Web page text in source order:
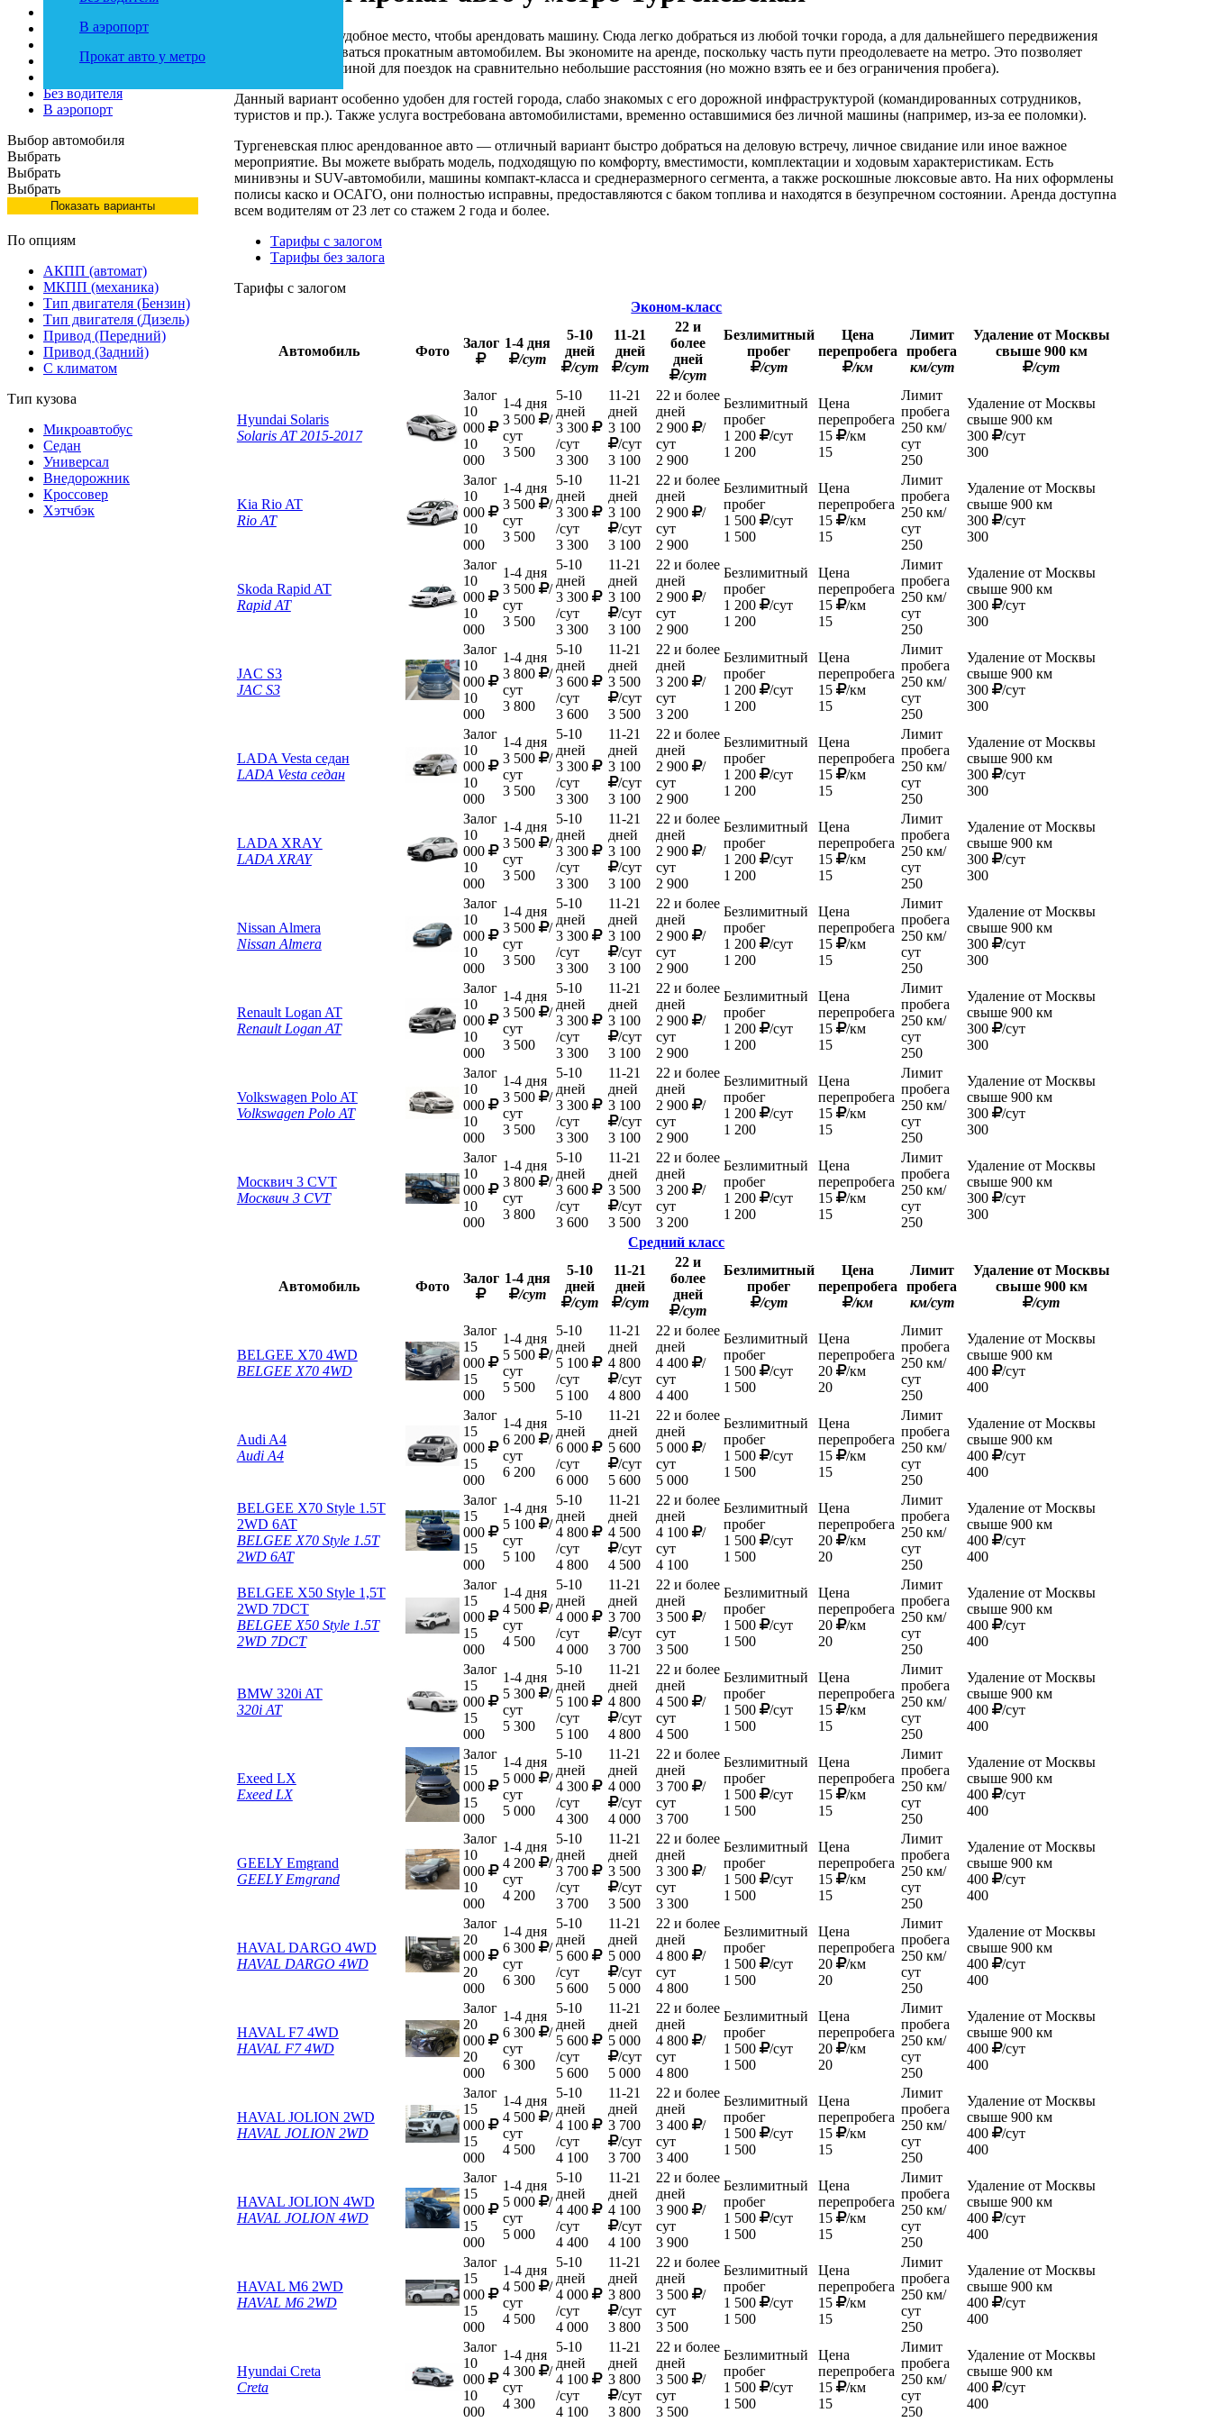
В аэропорт
Прокат авто у метро
На неделю
На выходные дни
Без водителя
В аэропорт
Выбор автомобиля
Выбрать
Выбрать
Выбрать
По опциям
АКПП (автомат)
МКПП (механика)
Тип двигателя (Бензин)
Тип двигателя (Дизель)
Привод (Передний)
Привод (Задний)
С климатом
Тип кузова
Микроавтобус
Седан
Универсал
Внедорожник
Кроссовер
Хэтчбэк
Тургеневская — удобное место, чтобы арендовать машину. Сюда легко добраться из любой точки города, а для дальнейшего передвижения
можно воспользоваться прокатным автомобилем. Вы экономите на аренде, поскольку часть пути преодолеваете на метро. Это позволяет
пользоваться машиной для поездок на сравнительно небольшие расстояния (но можно взять ее и без ограничения пробега).
Данный вариант особенно удобен для гостей города, слабо знакомых с его дорожной инфраструктурой (командированных сотрудников,
туристов и пр.). Также услуга востребована автомобилистами, временно оставшимися без личной машины (например, из-за ее поломки).
Тургеневская плюс арендованное авто — отличный вариант быстро добраться на деловую встречу, личное свидание или иное важное
мероприятие. Вы можете выбрать модель, подходящую по комфорту, вместимости, комплектации и ходовым характеристикам. Есть
минивэны и SUV-автомобили, машины компакт-класса и среднеразмерного сегмента, а также роскошные люксовые авто. На них оформлены
полисы каско и ОСАГО, они полностью исправны, предоставляются с баком топлива и находятся в безупречном состоянии. Аренда доступна
всем водителям от 23 лет со стажем 2 года и более.
Тарифы с залогом
Тарифы без залога
Тарифы с залогом
Эконом-класс
Автомобиль Фото
Залог 1-4 дня
/сут
5-10
дней
/сут
11-21
дней
/сут
22 и
более
дней
/сут
Безлимитный
пробег
/сут
Цена
перепробега
/км
Лимит
пробега
км/сут
Удаление от Москвы
свыше 900 км
/сут
Hyundai Solaris
Solaris AT 2015-2017
Залог
10
000
10
000
1-4 дня
3 500
/
сут
3 500
5-10
дней
3 300
/сут
3 300
11-21
дней
3 100
/сут
3 100
22 и более
дней
2 900
/
сут
2 900
Безлимитный
пробег
1 200
/сут
1 200
Цена
перепробега
15
/км
15
Лимит
пробега
250 км/
сут
250
Удаление от Москвы
свыше 900 км
300
/сут
300
Kia Rio AT
Rio AT
Залог
10
000
10
000
1-4 дня
3 500
/
сут
3 500
5-10
дней
3 300
/сут
3 300
11-21
дней
3 100
/сут
3 100
22 и более
дней
2 900
/
сут
2 900
Безлимитный
пробег
1 500
/сут
1 500
Цена
перепробега
15
/км
15
Лимит
пробега
250 км/
сут
250
Удаление от Москвы
свыше 900 км
300
/сут
300
Skoda Rapid AT
Rapid AT
Залог
10
000
10
000
1-4 дня
3 500
/
сут
3 500
5-10
дней
3 300
/сут
3 300
11-21
дней
3 100
/сут
3 100
22 и более
дней
2 900
/
сут
2 900
Безлимитный
пробег
1 200
/сут
1 200
Цена
перепробега
15
/км
15
Лимит
пробега
250 км/
сут
250
Удаление от Москвы
свыше 900 км
300
/сут
300
JAC S3
JAC S3
Залог
10
000
10
000
1-4 дня
3 800
/
сут
3 800
5-10
дней
3 600
/сут
3 600
11-21
дней
3 500
/сут
3 500
22 и более
дней
3 200
/
сут
3 200
Безлимитный
пробег
1 200
/сут
1 200
Цена
перепробега
15
/км
15
Лимит
пробега
250 км/
сут
250
Удаление от Москвы
свыше 900 км
300
/сут
300
LADA Vesta седан
LADA Vesta седан
Залог
10
000
10
000
1-4 дня
3 500
/
сут
3 500
5-10
дней
3 300
/сут
3 300
11-21
дней
3 100
/сут
3 100
22 и более
дней
2 900
/
сут
2 900
Безлимитный
пробег
1 200
/сут
1 200
Цена
перепробега
15
/км
15
Лимит
пробега
250 км/
сут
250
Удаление от Москвы
свыше 900 км
300
/сут
300
LADA XRAY
LADA XRAY
Залог
10
000
10
000
1-4 дня
3 500
/
сут
3 500
5-10
дней
3 300
/сут
3 300
11-21
дней
3 100
/сут
3 100
22 и более
дней
2 900
/
сут
2 900
Безлимитный
пробег
1 200
/сут
1 200
Цена
перепробега
15
/км
15
Лимит
пробега
250 км/
сут
250
Удаление от Москвы
свыше 900 км
300
/сут
300
Nissan Almera
Nissan Almera
Залог
10
000
10
000
1-4 дня
3 500
/
сут
3 500
5-10
дней
3 300
/сут
3 300
11-21
дней
3 100
/сут
3 100
22 и более
дней
2 900
/
сут
2 900
Безлимитный
пробег
1 200
/сут
1 200
Цена
перепробега
15
/км
15
Лимит
пробега
250 км/
сут
250
Удаление от Москвы
свыше 900 км
300
/сут
300
Renault Logan AT
Renault Logan AT
Залог
10
000
10
000
1-4 дня
3 500
/
сут
3 500
5-10
дней
3 300
/сут
3 300
11-21
дней
3 100
/сут
3 100
22 и более
дней
2 900
/
сут
2 900
Безлимитный
пробег
1 200
/сут
1 200
Цена
перепробега
15
/км
15
Лимит
пробега
250 км/
сут
250
Удаление от Москвы
свыше 900 км
300
/сут
300
Volkswagen Polo AT
Volkswagen Polo AT
Залог
10
000
10
000
1-4 дня
3 500
/
сут
3 500
5-10
дней
3 300
/сут
3 300
11-21
дней
3 100
/сут
3 100
22 и более
дней
2 900
/
сут
2 900
Безлимитный
пробег
1 200
/сут
1 200
Цена
перепробега
15
/км
15
Лимит
пробега
250 км/
сут
250
Удаление от Москвы
свыше 900 км
300
/сут
300
Москвич 3 СVT
Москвич 3 СVT
Залог
10
000
10
000
1-4 дня
3 800
/
сут
3 800
5-10
дней
3 600
/сут
3 600
11-21
дней
3 500
/сут
3 500
22 и более
дней
3 200
/
сут
3 200
Безлимитный
пробег
1 200
/сут
1 200
Цена
перепробега
15
/км
15
Лимит
пробега
250 км/
сут
250
Удаление от Москвы
свыше 900 км
300
/сут
300
Средний класс
Автомобиль Фото
Залог 1-4 дня
/сут
5-10
дней
/сут
11-21
дней
/сут
22 и
более
дней
/сут
Безлимитный
пробег
/сут
Цена
перепробега
/км
Лимит
пробега
км/сут
Удаление от Москвы
свыше 900 км
/сут
BELGEE X70 4WD
BELGEE X70 4WD
Залог
15
000
15
000
1-4 дня
5 500
/
сут
5 500
5-10
дней
5 100
/сут
5 100
11-21
дней
4 800
/сут
4 800
22 и более
дней
4 400
/
сут
4 400
Безлимитный
пробег
1 500
/сут
1 500
Цена
перепробега
20
/км
20
Лимит
пробега
250 км/
сут
250
Удаление от Москвы
свыше 900 км
400
/сут
400
Audi A4
Audi A4
Залог
15
000
15
000
1-4 дня
6 200
/
сут
6 200
5-10
дней
6 000
/сут
6 000
11-21
дней
5 600
/сут
5 600
22 и более
дней
5 000
/
сут
5 000
Безлимитный
пробег
1 500
/сут
1 500
Цена
перепробега
15
/км
15
Лимит
пробега
250 км/
сут
250
Удаление от Москвы
свыше 900 км
400
/сут
400
BELGEE X70 Style 1.5T
2WD 6AT
BELGEE X70 Style 1.5T
2WD 6AT
Залог
15
000
15
000
1-4 дня
5 100
/
сут
5 100
5-10
дней
4 800
/сут
4 800
11-21
дней
4 500
/сут
4 500
22 и более
дней
4 100
/
сут
4 100
Безлимитный
пробег
1 500
/сут
1 500
Цена
перепробега
20
/км
20
Лимит
пробега
250 км/
сут
250
Удаление от Москвы
свыше 900 км
400
/сут
400
BELGEE Х50 Style 1,5T
2WD 7DCT
BELGEE X50 Style 1.5T
2WD 7DCT
Залог
15
000
15
000
1-4 дня
4 500
/
сут
4 500
5-10
дней
4 000
/сут
4 000
11-21
дней
3 700
/сут
3 700
22 и более
дней
3 500
/
сут
3 500
Безлимитный
пробег
1 500
/сут
1 500
Цена
перепробега
20
/км
20
Лимит
пробега
250 км/
сут
250
Удаление от Москвы
свыше 900 км
400
/сут
400
BMW 320i AT
320i AT
Залог
15
000
15
000
1-4 дня
5 300
/
сут
5 300
5-10
дней
5 100
/сут
5 100
11-21
дней
4 800
/сут
4 800
22 и более
дней
4 500
/
сут
4 500
Безлимитный
пробег
1 500
/сут
1 500
Цена
перепробега
15
/км
15
Лимит
пробега
250 км/
сут
250
Удаление от Москвы
свыше 900 км
400
/сут
400
Exeed LX
Exeed LX
Залог
15
000
15
000
1-4 дня
5 000
/
сут
5 000
5-10
дней
4 300
/сут
4 300
11-21
дней
4 000
/сут
4 000
22 и более
дней
3 700
/
сут
3 700
Безлимитный
пробег
1 500
/сут
1 500
Цена
перепробега
15
/км
15
Лимит
пробега
250 км/
сут
250
Удаление от Москвы
свыше 900 км
400
/сут
400
GEELY Emgrand
GEELY Emgrand
Залог
10
000
10
000
1-4 дня
4 200
/
сут
4 200
5-10
дней
3 700
/сут
3 700
11-21
дней
3 500
/сут
3 500
22 и более
дней
3 300
/
сут
3 300
Безлимитный
пробег
1 500
/сут
1 500
Цена
перепробега
15
/км
15
Лимит
пробега
250 км/
сут
250
Удаление от Москвы
свыше 900 км
400
/сут
400
HAVAL DARGO 4WD
HAVAL DARGO 4WD
Залог
20
000
20
000
1-4 дня
6 300
/
сут
6 300
5-10
дней
5 600
/сут
5 600
11-21
дней
5 000
/сут
5 000
22 и более
дней
4 800
/
сут
4 800
Безлимитный
пробег
1 500
/сут
1 500
Цена
перепробега
20
/км
20
Лимит
пробега
250 км/
сут
250
Удаление от Москвы
свыше 900 км
400
/сут
400
HAVAL F7 4WD
HAVAL F7 4WD
Залог
20
000
20
000
1-4 дня
6 300
/
сут
6 300
5-10
дней
5 600
/сут
5 600
11-21
дней
5 000
/сут
5 000
22 и более
дней
4 800
/
сут
4 800
Безлимитный
пробег
1 500
/сут
1 500
Цена
перепробега
20
/км
20
Лимит
пробега
250 км/
сут
250
Удаление от Москвы
свыше 900 км
400
/сут
400
HAVAL JOLION 2WD
HAVAL JOLION 2WD
Залог
15
000
15
000
1-4 дня
4 500
/
сут
4 500
5-10
дней
4 100
/сут
4 100
11-21
дней
3 700
/сут
3 700
22 и более
дней
3 400
/
сут
3 400
Безлимитный
пробег
1 500
/сут
1 500
Цена
перепробега
15
/км
15
Лимит
пробега
250 км/
сут
250
Удаление от Москвы
свыше 900 км
400
/сут
400
HAVAL JOLION 4WD
HAVAL JOLION 4WD
Залог
15
000
15
000
1-4 дня
5 000
/
сут
5 000
5-10
дней
4 400
/сут
4 400
11-21
дней
4 100
/сут
4 100
22 и более
дней
3 900
/
сут
3 900
Безлимитный
пробег
1 500
/сут
1 500
Цена
перепробега
15
/км
15
Лимит
пробега
250 км/
сут
250
Удаление от Москвы
свыше 900 км
400
/сут
400
HAVAL M6 2WD
HAVAL M6 2WD
Залог
15
000
15
000
1-4 дня
4 500
/
сут
4 500
5-10
дней
4 000
/сут
4 000
11-21
дней
3 800
/сут
3 800
22 и более
дней
3 500
/
сут
3 500
Безлимитный
пробег
1 500
/сут
1 500
Цена
перепробега
15
/км
15
Лимит
пробега
250 км/
сут
250
Удаление от Москвы
свыше 900 км
400
/сут
400
Hyundai Creta
Creta
Залог
10
000
10
000
1-4 дня
4 300
/
сут
4 300
5-10
дней
4 100
/сут
4 100
11-21
дней
3 800
/сут
3 800
22 и более
дней
3 500
/
сут
3 500
Безлимитный
пробег
1 500
/сут
1 500
Цена
перепробега
15
/км
15
Лимит
пробега
250 км/
сут
250
Удаление от Москвы
свыше 900 км
400
/сут
400